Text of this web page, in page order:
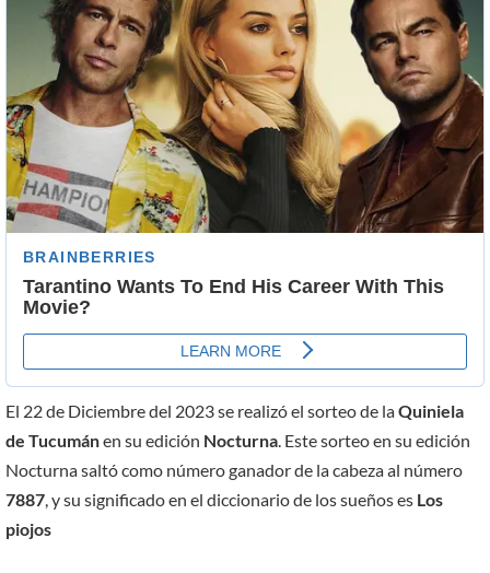
El 22 de Diciembre del 2023 se realizó el sorteo de laQuiniela
de Tucumánen su edición Nocturna. Este sorteo en su edición
Nocturna saltó como número ganador de la cabeza al número
7887, y su significado en el diccionario de los sueños es Los
piojos